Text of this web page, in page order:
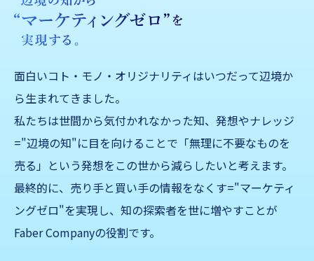
面白いコト・モノ・オリジナリティはいつだって辺境か
ら生まれてきました。
私たちは世間から気付かれなかった知、発想やナレッジ
="辺境の知"に目を向けることで「無理に不要なものを
売る」 という発想をこの世から減らしたいと考えます。
最終的に、売り手と買い手の情報をなくす="マーケティ
ングゼロ"を実現し、知の探索者を世に増やすことが
Faber Companyの役割です。